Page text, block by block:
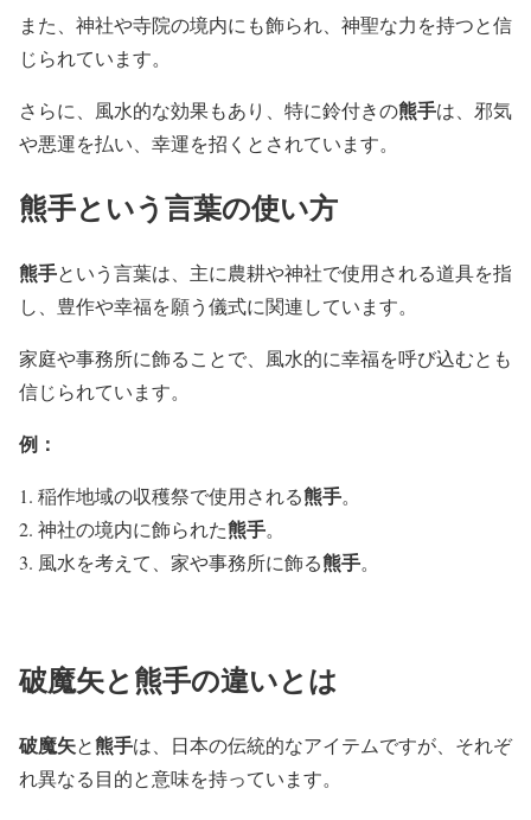
また、神社や寺院の境内にも飾られ、神聖な力を持つと信
じられています。
さらに、風水的な効果もあり、特に鈴付きの熊手は、邪気
や悪運を払い、幸運を招くとされています。
熊手という言葉の使い方
熊手という言葉は、主に農耕や神社で使用される道具を指
し、豊作や幸福を願う儀式に関連しています。
家庭や事務所に飾ることで、風水的に幸福を呼び込むとも
信じられています。
例：
稲作地域の収穫祭で使用される熊手。
神社の境内に飾られた熊手。
風水を考えて、家や事務所に飾る熊手。
破魔矢と熊手の違いとは
破魔矢と熊手は、日本の伝統的なアイテムですが、それぞ
れ異なる目的と意味を持っています。